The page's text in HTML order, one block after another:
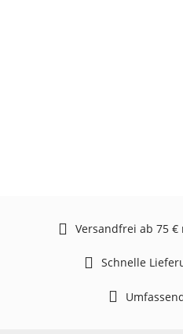
Versandfrei ab 75
Schnelle